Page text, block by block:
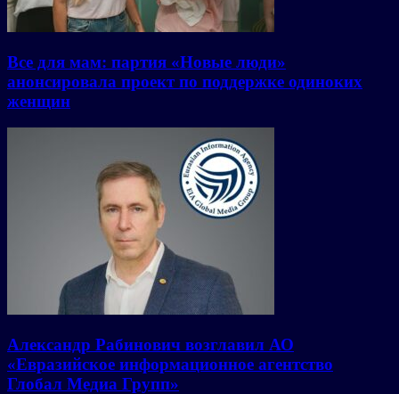
Все для мам: партия «Новые люди»
анонсировала проект по поддержке одиноких
женщин
Александр Рабинович возглавил АО
«Евразийское информационное агентство
Глобал Медиа Групп»